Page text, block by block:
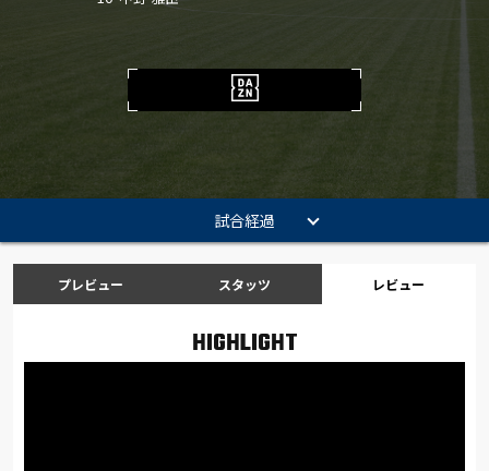
試合経過
プレビュー スタッツ レビュー
HIGHLIGHT